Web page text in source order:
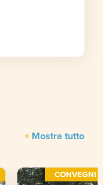
Mostra tutto
CONVEGNI